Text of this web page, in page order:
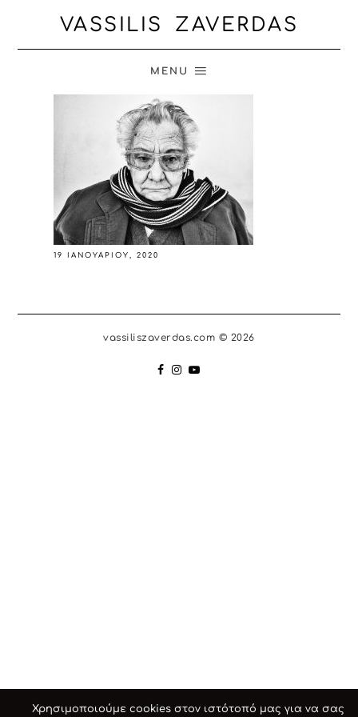
VASSILIS ZAVERDAS
MENU
19 ΙΑΝΟΥΑΡΊΟΥ, 2020
vassiliszaverdas.com © 2026
Χρησιμοποιούμε cookies στον ιστότοπό μας για να σας